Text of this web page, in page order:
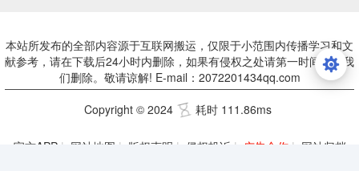
本站所发布的全部内容源于互联网搬运，仅限于小范围内传播学习和文
献参考，请在下载后24小时内删除，如果有侵权之处请第一时间联系我
们删除。敬请谅解! E-mail：2072201434qq.com
Copyright © 2024 耗时 111.86ms
官方APP | 网站地图 | 版权声明 | 侵权投诉 | 广告合作 | 网站归档